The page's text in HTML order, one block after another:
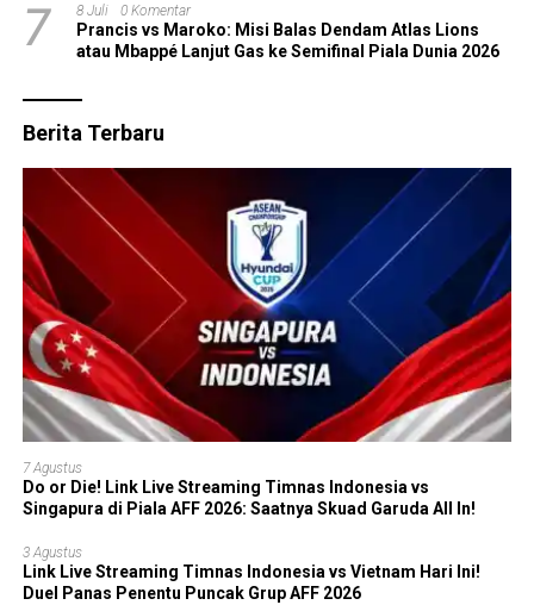
7 8 Juli 0 Komentar
Prancis vs Maroko: Misi Balas Dendam Atlas Lions
atau Mbappé Lanjut Gas ke Semifinal Piala Dunia 2026
Berita Terbaru
7 Agustus
Do or Die! Link Live Streaming Timnas Indonesia vs
Singapura di Piala AFF 2026: Saatnya Skuad Garuda All In!
3 Agustus
Link Live Streaming Timnas Indonesia vs Vietnam Hari Ini!
Duel Panas Penentu Puncak Grup AFF 2026